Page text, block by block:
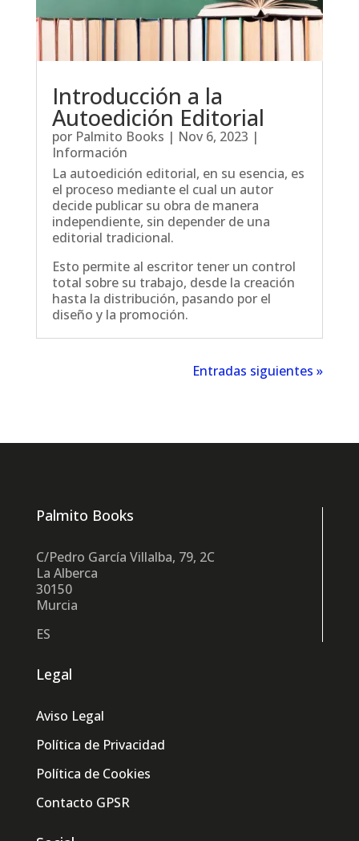
Introducción a la
Autoedición Editorial
por Palmito Books | Nov 6, 2023 |
Información
La autoedición editorial, en su esencia, es
el proceso mediante el cual un autor
decide publicar su obra de manera
independiente, sin depender de una
editorial tradicional.
Esto permite al escritor tener un control
total sobre su trabajo, desde la creación
hasta la distribución, pasando por el
diseño y la promoción.
Entradas siguientes »
Palmito Books
C/Pedro García Villalba, 79, 2C
La Alberca
30150
Murcia
ES
Legal
Aviso Legal
Política de Privacidad
Política de Cookies
Contacto GPSR